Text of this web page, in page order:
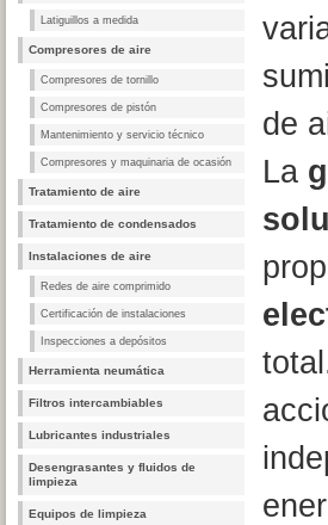
Latiguillos a medida
Compresores de aire
Compresores de tornillo
Compresores de pistón
Mantenimiento y servicio técnico
Compresores y maquinaria de ocasión
Tratamiento de aire
Tratamiento de condensados
Instalaciones de aire
Redes de aire comprimido
Certificación de instalaciones
Inspecciones a depósitos
Herramienta neumática
Filtros intercambiables
Lubricantes industriales
Desengrasantes y fluidos de
limpieza
Equipos de limpieza
de
La